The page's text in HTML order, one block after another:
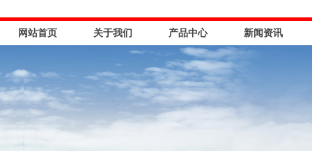
网站首页 关于我们 产品中心 新闻资讯